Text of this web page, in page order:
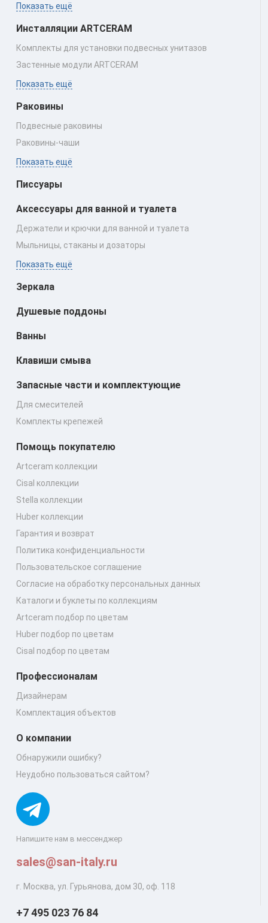
Показать ещё
Инсталляции ARTCERAM
Комплекты для установки подвесных унитазов
Застенные модули ARTCERAM
Показать ещё
Раковины
Подвесные раковины
Раковины‑чаши
Показать ещё
Писсуары
Аксессуары для ванной и туалета
Держатели и крючки для ванной и туалета
Мыльницы, стаканы и дозаторы
Показать ещё
Зеркала
Душевые поддоны
Ванны
Клавиши смыва
Запасные части и комплектующие
Для смесителей
Комплекты крепежей
Напишите нам в мессенджер
sales@san-italy.ru
г. Москва, ул. Гурьянова, дом 30, оф. 118
Помощь покупателю
Artceram коллекции
Cisal коллекции
Stella коллекции
Huber коллекции
Гарантия и возврат
Политика конфиденциальности
Пользовательское соглашение
Согласие на обработку персональных данных
Каталоги и буклеты по коллекциям
Artceram подбор по цветам
Huber подбор по цветам
Cisal подбор по цветам
Профессионалам
Дизайнерам
Комплектация объектов
О компании
Обнаружили ошибку?
Неудобно пользоваться сайтом?
+7 495 023 76 84